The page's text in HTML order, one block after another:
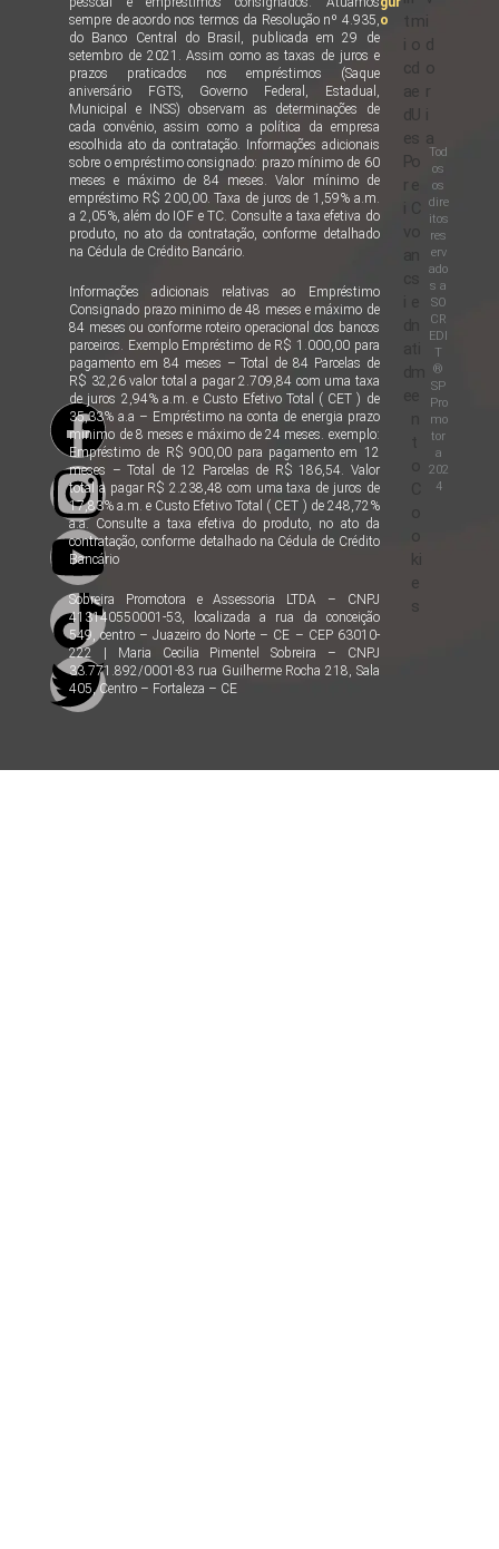
sempre de acordo nos termos da Resolução nº 4.935,
do Banco Central do Brasil, publicada em 29 de
setembro de 2021. Assim como as taxas de juros e
prazos praticados nos empréstimos (Saque
aniversário FGTS, Governo Federal, Estadual,
Municipal e INSS) observam as determinações de
cada convênio, assim como a política da empresa
escolhida ato da contratação. Informações adicionais
sobre o empréstimo consignado: prazo mínimo de 60
meses e máximo de 84 meses. Valor mínimo de
empréstimo R$ 200,00. Taxa de juros de 1,59% a.m.
a 2,05%, além do IOF e TC. Consulte a taxa efetiva do
produto, no ato da contratação, conforme detalhado
na Cédula de Crédito Bancário.
Informações adicionais relativas ao Empréstimo
Consignado prazo minimo de 48 meses e máximo de
84 meses ou conforme roteiro operacional dos bancos
parceiros. Exemplo Empréstimo de R$ 1.000,00 para
pagamento em 84 meses – Total de 84 Parcelas de
R$ 32,26 valor total a pagar 2.709,84 com uma taxa
de juros 2,94% a.m. e Custo Efetivo Total ( CET ) de
35,33% a.a – Empréstimo na conta de energia prazo
minimo de 8 meses e máximo de 24 meses. exemplo:
Empréstimo de R$ 900,00 para pagamento em 12
meses – Total de 12 Parcelas de R$ 186,54. Valor
total a pagar R$ 2.238,48 com uma taxa de juros de
17,83% a.m. e Custo Efetivo Total ( CET ) de 248,72%
a.a. Consulte a taxa efetiva do produto, no ato da
contratação, conforme detalhado na Cédula de Crédito
Bancário
Sobreira Promotora e Assessoria LTDA – CNPJ
413140550001-53, localizada a rua da conceição
549, centro – Juazeiro do Norte – CE – CEP 63010-
222 | Maria Cecilia Pimentel Sobreira – CNPJ
33.771.892/0001-83 rua Guilherme Rocha 218, Sala
405, Centro – Fortaleza – CE
o
i
c
a
d
e
P
r
m
o
d
e
U
s
o
e
o
ki
e
s
i
d
o
r
i
a
Tod
os
os
dire
itos
res
erv
ado
s a
SO
CR
EDI
T
®
SP
Pro
mo
tor
a
202
4